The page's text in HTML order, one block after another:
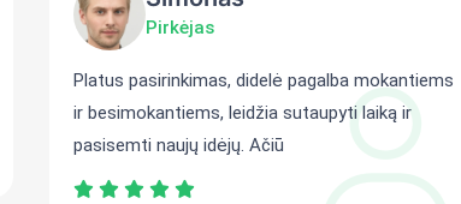
Pirkėjas
Platus pasirinkimas, didelė pagalba mokantiems
ir besimokantiems, leidžia sutaupyti laiką ir
pasisemti naujų idėjų. Ačiū